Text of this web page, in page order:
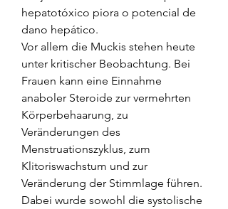
hepatotóxico piora o potencial de
dano hepático.
Vor allem die Muckis stehen heute
unter kritischer Beobachtung. Bei
Frauen kann eine Einnahme
anaboler Steroide zur vermehrten
Körperbehaarung, zu
Veränderungen des
Menstruationszyklus, zum
Klitoriswachstum und zur
Veränderung der Stimmlage führen.
Dabei wurde sowohl die systolische